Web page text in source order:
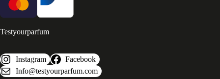
Testyourparfum
Instagram
Facebook
Info@testyourparfum.com